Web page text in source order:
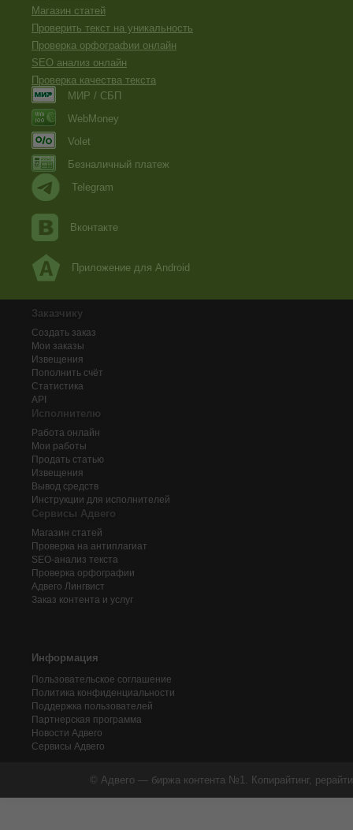
Магазин статей
Проверить текст на уникальность
Проверка орфографии онлайн
SEO анализ онлайн
Проверка качества текста
МИР / СБП
WebMoney
Volet
Безналичный платеж
Telegram
Вконтакте
Приложение для Android
Заказчику
Создать заказ
Мои заказы
Извещения
Пополнить счёт
Статистика
API
Исполнителю
Работа онлайн
Мои работы
Продать статью
Извещения
Вывод средств
Инструкции для исполнителей
Сервисы Адвего
Магазин статей
Проверка на антиплагиат
SEO-анализ текста
Проверка орфографии
Адвего Лингвист
Заказ контента и услуг
Информация
Пользовательское соглашение
Политика конфиденциальности
Поддержка пользователей
Партнерская программа
Новости Адвего
Сервисы Адвего
© Адвего — биржа контента №1. Копирайтинг,